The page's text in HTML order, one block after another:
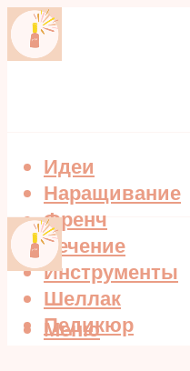
Идеи
Наращивание
Френч
Лечение
Инструменты
Шеллак
Педикюр
Меню